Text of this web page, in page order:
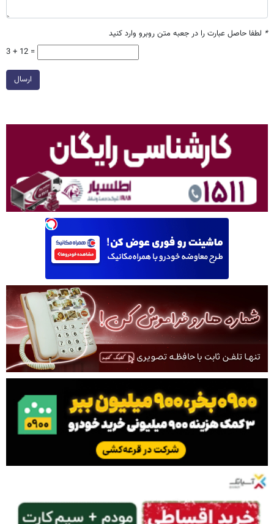
* لطفا حاصل عبارت را در جعبه متن روبرو وارد کنید
3 + 12 =
ارسال